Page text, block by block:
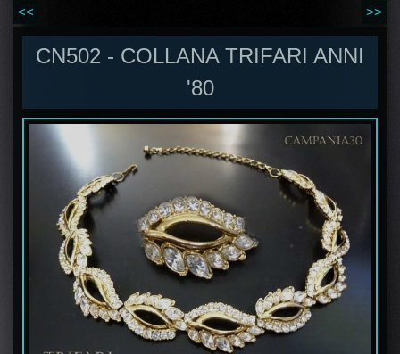
<< >>
CN502 - COLLANA TRIFARI ANNI
'80